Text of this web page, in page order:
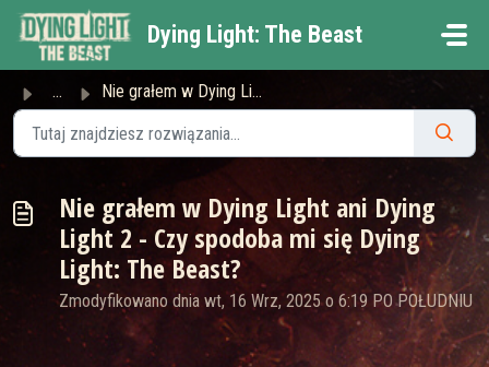
Przejdź do głównej treści
Dying Light: The Beast
... Nie grałem w Dying Light ani Dying Light 2 - Czy spodoba ...
Nie grałem w Dying Light ani Dying
Light 2 - Czy spodoba mi się Dying
Light: The Beast?
Zmodyfikowano dnia wt, 16 Wrz, 2025 o 6:19 PO POŁUDNIU